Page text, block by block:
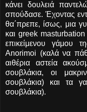
κάνει δουλειά
σπούδασε. Έχοντας
θα΄πρεπε, ίσως, μια
και greek masturbation
επικείμενου γάμου
Anorimoi (καλά να
αιθέρια αστεία
σουβλάκια, οι
σουβλάκια) και τα
σουβλάκια).